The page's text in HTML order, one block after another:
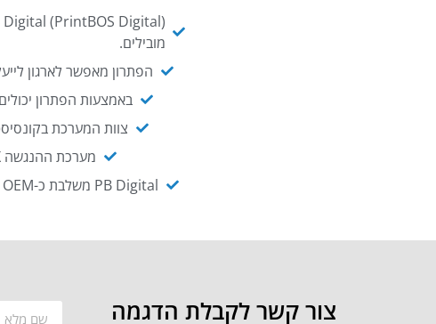
מובילים.
הפתרון מאפשר לארגון
באמצעות הפתרון
צוות המערכת
מערכת ההנגשה NAGIX, המבוססת על PB Digital, מאפשרת להנגיש מסמכים ארגוניים באופן אוטומטי ויעיל.
PB Digital משלבת כ-OEM את פתרון אינטגרציית ה-API של חברת WSO2 - המאפשר לחבר בקלות בין מערכות ארגוניות
צור קשר לקבלת הדגמה